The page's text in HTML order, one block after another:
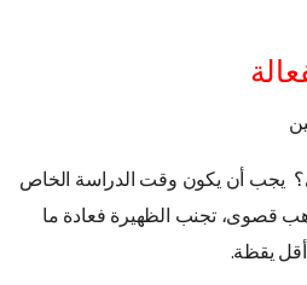
يجب أن يكون وقت الدراسة الخاص
قصوى، تجنب الظهيرة فعادة ما
يقظة.